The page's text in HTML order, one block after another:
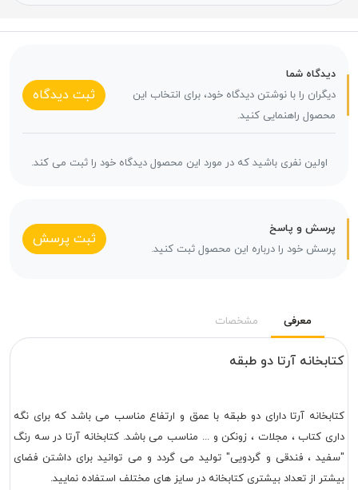
دیدگاه شما
دیگران را با نوشتن دیدگاه خود، برای انتخاب این
محصول راهنمایی کنید.
ثبت دیدگاه
اولین نفری باشید که در مورد این محصول دیدگاه خود را ثبت می کند.
پرسش و پاسخ
پرسش خود را درباره این محصول ثبت کنید.
ثبت پرسش
معرفی مشخصات
کتابخانه آرتا دو طبقه
کتابخانه آرتا دارای دو طبقه با عمق و ارتفاع مناسب می باشد که برای نگه
داری کتاب ، مجلات ، زونکن و ... مناسب می باشد. کتابخانه آرتا در سه رنگ
"سفید ، فندقی و گردویی" تولید می گردد و می توانید برای داشتن فضای
بیشتر از تعداد بیشتری کتابخانه در سایز های مختلف استفاده نمایید.